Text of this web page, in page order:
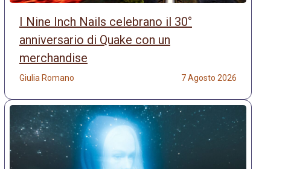
I Nine Inch Nails celebrano il 30°
anniversario di Quake con un
merchandise
Giulia Romano 7 Agosto 2026